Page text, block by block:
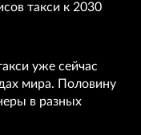
такси к 2030
уже сейчас
мира. Половину
в разных